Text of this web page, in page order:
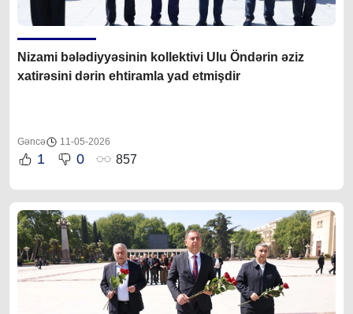
Nizami bələdiyyəsinin kollektivi Ulu Öndərin əziz
xatirəsini dərin ehtiramla yad etmişdir
Gəncə 11-05-2026
1 0 857